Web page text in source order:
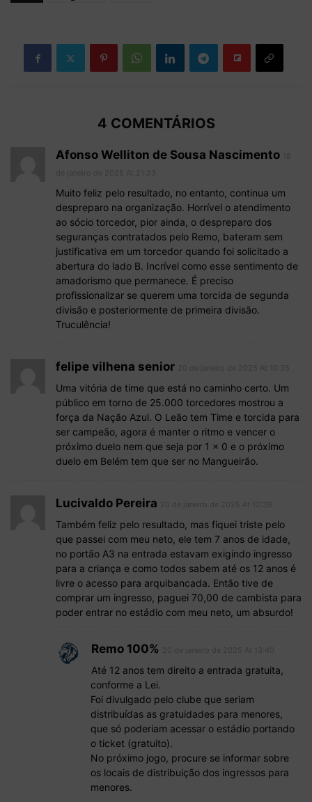
4 COMENTÁRIOS
Afonso Welliton de Sousa Nascimento
Muito feliz pelo resultado, no entanto, continua um
despreparo na organização. Horrível o atendimento
ao sócio torcedor, pior ainda, o despreparo dos
seguranças contratados pelo Remo, bateram sem
justificativa em um torcedor quando foi solicitado a
abertura do lado B. Incrível como esse sentimento de
amadorismo que permanece. É preciso
profissionalizar se querem uma torcida de segunda
divisão e posteriormente de primeira divisão.
Truculência!
felipe vilhena senior
Uma vitória de time que está no caminho certo. Um
público em torno de 25.000 torcedores mostrou a
força da Nação Azul. O Leão tem Time e torcida para
ser campeão, agora é manter o ritmo e vencer o
próximo duelo nem que seja por 1 x 0 e o próximo
duelo em Belém tem que ser no Mangueirão.
Lucivaldo Pereira
Também feliz pelo resultado, mas fiquei triste pelo
que passei com meu neto, ele tem 7 anos de idade,
no portão A3 na entrada estavam exigindo ingresso
para a criança e como todos sabem até os 12 anos é
livre o acesso para arquibancada. Então tive de
comprar um ingresso, paguei 70,00 de cambista para
poder entrar no estádio com meu neto, um absurdo!
Remo 100%
Até 12 anos tem direito a entrada gratuita,
conforme a Lei.
Foi divulgado pelo clube que seriam
distribuídas as gratuidades para menores,
que só poderiam acessar o estádio portando
o ticket (gratuito).
No próximo jogo, procure se informar sobre
os locais de distribuição dos ingressos para
menores.